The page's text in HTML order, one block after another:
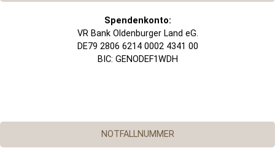
Spendenkonto:
VR Bank Oldenburger Land eG.
DE79 2806 6214 0002 4341 00
BIC: GENODEF1WDH
NOTFALLNUMMER